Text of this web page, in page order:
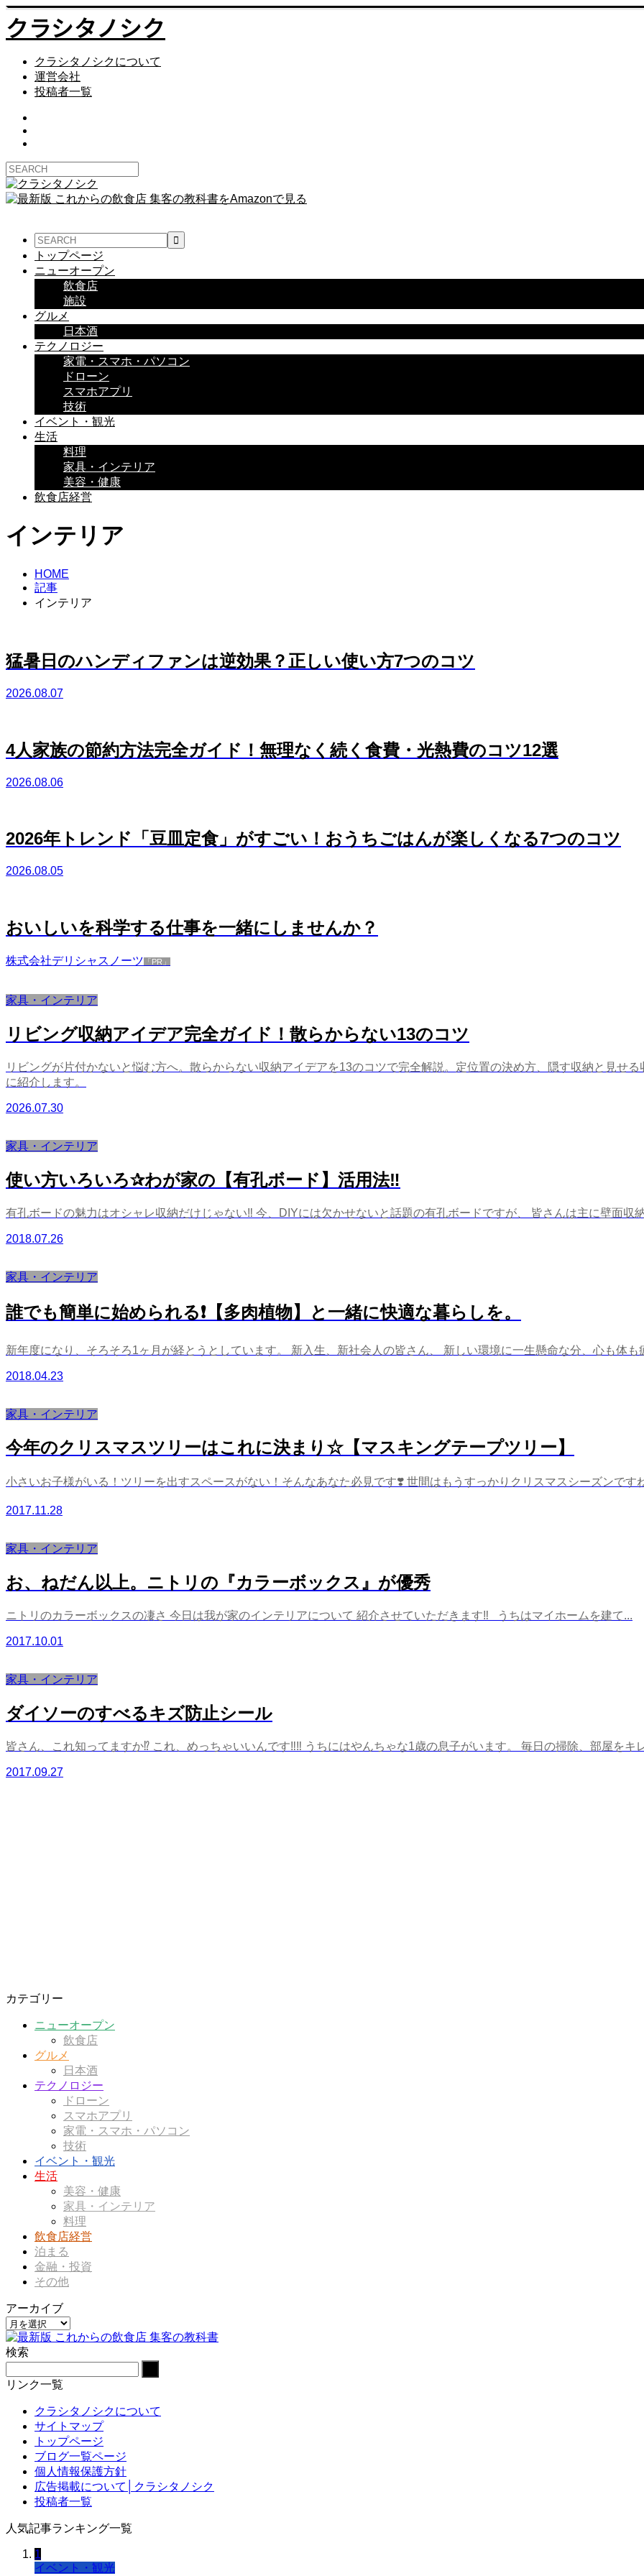
クラシタノシク
クラシタノシクについて
運営会社
投稿者一覧
トップページ
ニューオープン
飲食店
施設
グルメ
日本酒
テクノロジー
家電・スマホ・パソコン
ドローン
スマホアプリ
技術
イベント・観光
生活
料理
家具・インテリア
美容・健康
飲食店経営
インテリア
HOME
記事
インテリア
猛暑日のハンディファンは逆効果？正しい使い方7つのコツ
2026.08.07
4人家族の節約方法完全ガイド！無理なく続く食費・光熱費のコツ12選
2026.08.06
2026年トレンド「豆皿定食」がすごい！おうちごはんが楽しくなる7つのコツ
2026.08.05
おいしいを科学する仕事を一緒にしませんか？
株式会社デリシャスノーツ 「PR」
家具・インテリア
リビング収納アイデア完全ガイド！散らからない13のコツ
リビングが片付かないと悩む方へ。散らからない収納アイデアを13のコツで完全解説。定位置の決め方、隠す収納と見せ
に紹介します。
2026.07.30
家具・インテリア
使い方いろいろ✰わが家の【有孔ボード】活用法‼︎
有孔ボードの魅力はオシャレ収納だけじゃない‼︎ 今、DIYには欠かせないと話題の有孔ボードですが、 皆さんは主に壁面収
2018.07.26
家具・インテリア
誰でも簡単に始められる❗️【多肉植物】と一緒に快適な暮らしを。
新年度になり、そろそろ1ヶ月が経とうとしています。 新入生、新社会人の皆さん、 新しい環境に一生懸命な分、心も体も
2018.04.23
家具・インテリア
今年のクリスマスツリーはこれに決まり☆【マスキングテープツリー】
小さいお子様がいる！ツリーを出すスペースがない！そんなあなた必見です❣️ 世間はもうすっかりクリスマスシーズンです
2017.11.28
家具・インテリア
お、ねだん以上。ニトリの『カラーボックス』が優秀
ニトリのカラーボックスの凄さ 今日は我が家のインテリアについて 紹介させていただきます‼️ うちはマイホームを建て...
2017.10.01
家具・インテリア
ダイソーのすべるキズ防止シール
皆さん、これ知ってますか⁉︎ これ、めっちゃいいんです‼︎‼︎ うちにはやんちゃな1歳の息子がいます。 毎日の掃除、部屋をキ
2017.09.27
カテゴリー
ニューオープン
飲食店
グルメ
日本酒
テクノロジー
ドローン
スマホアプリ
家電・スマホ・パソコン
技術
イベント・観光
生活
美容・健康
家具・インテリア
料理
飲食店経営
泊まる
金融・投資
その他
アーカイブ
ア
ー
カ
ブ
検索
リンク一覧
クラシタノシクについて
サイトマップ
トップページ
ブログ一覧ページ
個人情報保護方針
広告掲載について│クラシタノシク
投稿者一覧
人気記事ランキング一覧
1
イベント・観光